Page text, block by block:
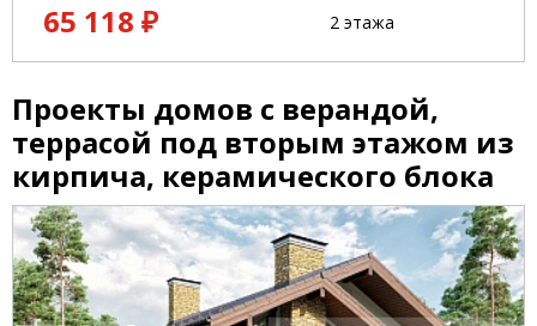
65 118 ₽
2 этажа
Проекты домов с верандой,
террасой под вторым этажом из
кирпича, керамического блока